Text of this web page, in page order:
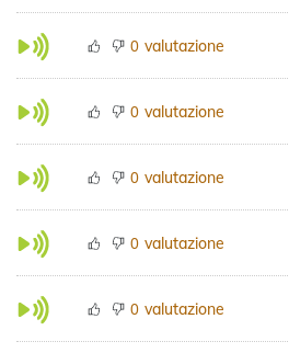
0 valutazione
0 valutazione
0 valutazione
0 valutazione
0 valutazione